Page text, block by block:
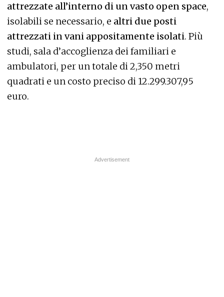
attrezzate all’interno di un vasto open space,
isolabili se necessario, e altri due posti
attrezzati in vani appositamente isolati. Più
studi, sala d’accoglienza dei familiari e
ambulatori, per un totale di 2,350 metri
quadrati e un costo preciso di 12.299.307,95
euro.